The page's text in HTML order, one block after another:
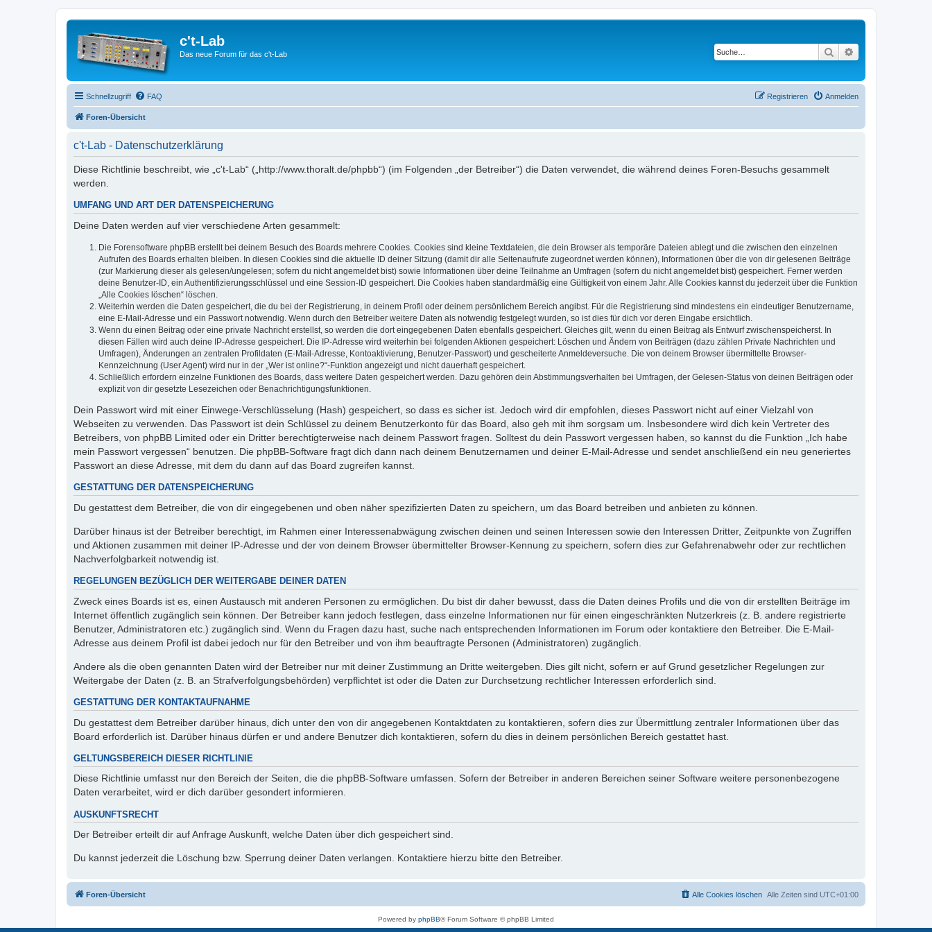
c't-Lab
Das neue Forum für das c't-Lab Suche
Schnellzugriff FAQ Anmelden
Registrieren
Foren-Übersicht
c't-Lab - Datenschutzerklärung
Diese Richtlinie beschreibt, wie „c't-Lab“ („http://www.thoralt.de/phpbb“) (im Folgenden „der Betreiber“) die Daten verwendet, die während deines Foren-Besuchs gesammelt
werden.
UMFANG UND ART DER DATENSPEICHERUNG
Deine Daten werden auf vier verschiedene Arten gesammelt:
Die Forensoftware phpBB erstellt bei deinem Besuch des Boards mehrere Cookies. Cookies sind kleine Textdateien, die dein Browser als temporäre Dateien ablegt und die zwischen den einzelnen
Aufrufen des Boards erhalten bleiben. In diesen Cookies sind die aktuelle ID deiner Sitzung (damit dir alle Seitenaufrufe zugeordnet werden können), Informationen über die von dir gelesenen Beiträge
(zur Markierung dieser als gelesen/ungelesen; sofern du nicht angemeldet bist) sowie Informationen über deine Teilnahme an Umfragen (sofern du nicht angemeldet bist) gespeichert. Ferner werden
deine Benutzer-ID, ein Authentifizierungsschlüssel und eine Session-ID gespeichert. Die Cookies haben standardmäßig eine Gültigkeit von einem Jahr. Alle Cookies kannst du jederzeit über die Funktion
„Alle Cookies löschen“ löschen.
Weiterhin werden die Daten gespeichert, die du bei der Registrierung, in deinem Profil oder deinem persönlichem Bereich angibst. Für die Registrierung sind mindestens ein eindeutiger Benutzername,
eine E-Mail-Adresse und ein Passwort notwendig. Wenn durch den Betreiber weitere Daten als notwendig festgelegt wurden, so ist dies für dich vor deren Eingabe ersichtlich.
Wenn du einen Beitrag oder eine private Nachricht erstellst, so werden die dort eingegebenen Daten ebenfalls gespeichert. Gleiches gilt, wenn du einen Beitrag als Entwurf zwischenspeicherst. In
diesen Fällen wird auch deine IP-Adresse gespeichert. Die IP-Adresse wird weiterhin bei folgenden Aktionen gespeichert: Löschen und Ändern von Beiträgen (dazu zählen Private Nachrichten und
Umfragen), Änderungen an zentralen Profildaten (E-Mail-Adresse, Kontoaktivierung, Benutzer-Passwort) und gescheiterte Anmeldeversuche. Die von deinem Browser übermittelte Browser-
Kennzeichnung (User Agent) wird nur in der „Wer ist online?“-Funktion angezeigt und nicht dauerhaft gespeichert.
Schließlich erfordern einzelne Funktionen des Boards, dass weitere Daten gespeichert werden. Dazu gehören dein Abstimmungsverhalten bei Umfragen, der Gelesen-Status von deinen Beiträgen oder
explizit von dir gesetzte Lesezeichen oder Benachrichtigungsfunktionen.
Dein Passwort wird mit einer Einwege-Verschlüsselung (Hash) gespeichert, so dass es sicher ist. Jedoch wird dir empfohlen, dieses Passwort nicht auf einer Vielzahl von
Webseiten zu verwenden. Das Passwort ist dein Schlüssel zu deinem Benutzerkonto für das Board, also geh mit ihm sorgsam um. Insbesondere wird dich kein Vertreter des
Betreibers, von phpBB Limited oder ein Dritter berechtigterweise nach deinem Passwort fragen. Solltest du dein Passwort vergessen haben, so kannst du die Funktion „Ich habe
mein Passwort vergessen“ benutzen. Die phpBB-Software fragt dich dann nach deinem Benutzernamen und deiner E-Mail-Adresse und sendet anschließend ein neu generiertes
Passwort an diese Adresse, mit dem du dann auf das Board zugreifen kannst.
GESTATTUNG DER DATENSPEICHERUNG
Du gestattest dem Betreiber, die von dir eingegebenen und oben näher spezifizierten Daten zu speichern, um das Board betreiben und anbieten zu können.
Darüber hinaus ist der Betreiber berechtigt, im Rahmen einer Interessenabwägung zwischen deinen und seinen Interessen sowie den Interessen Dritter, Zeitpunkte von Zugriffen
und Aktionen zusammen mit deiner IP-Adresse und der von deinem Browser übermittelter Browser-Kennung zu speichern, sofern dies zur Gefahrenabwehr oder zur rechtlichen
Nachverfolgbarkeit notwendig ist.
REGELUNGEN BEZÜGLICH DER WEITERGABE DEINER DATEN
Zweck eines Boards ist es, einen Austausch mit anderen Personen zu ermöglichen. Du bist dir daher bewusst, dass die Daten deines Profils und die von dir erstellten Beiträge im
Internet öffentlich zugänglich sein können. Der Betreiber kann jedoch festlegen, dass einzelne Informationen nur für einen eingeschränkten Nutzerkreis (z. B. andere registrierte
Benutzer, Administratoren etc.) zugänglich sind. Wenn du Fragen dazu hast, suche nach entsprechenden Informationen im Forum oder kontaktiere den Betreiber. Die E-Mail-
Adresse aus deinem Profil ist dabei jedoch nur für den Betreiber und von ihm beauftragte Personen (Administratoren) zugänglich.
Andere als die oben genannten Daten wird der Betreiber nur mit deiner Zustimmung an Dritte weitergeben. Dies gilt nicht, sofern er auf Grund gesetzlicher Regelungen zur
Weitergabe der Daten (z. B. an Strafverfolgungsbehörden) verpflichtet ist oder die Daten zur Durchsetzung rechtlicher Interessen erforderlich sind.
GESTATTUNG DER KONTAKTAUFNAHME
Du gestattest dem Betreiber darüber hinaus, dich unter den von dir angegebenen Kontaktdaten zu kontaktieren, sofern dies zur Übermittlung zentraler Informationen über das
Board erforderlich ist. Darüber hinaus dürfen er und andere Benutzer dich kontaktieren, sofern du dies in deinem persönlichen Bereich gestattet hast.
GELTUNGSBEREICH DIESER RICHTLINIE
Diese Richtlinie umfasst nur den Bereich der Seiten, die die phpBB-Software umfassen. Sofern der Betreiber in anderen Bereichen seiner Software weitere personenbezogene
Daten verarbeitet, wird er dich darüber gesondert informieren.
AUSKUNFTSRECHT
Der Betreiber erteilt dir auf Anfrage Auskunft, welche Daten über dich gespeichert sind.
Du kannst jederzeit die Löschung bzw. Sperrung deiner Daten verlangen. Kontaktiere hierzu bitte den Betreiber.
Foren-Übersicht Alle Zeiten sind UTC+01:00
Alle Cookies löschen
Powered by phpBB® Forum Software © phpBB Limited